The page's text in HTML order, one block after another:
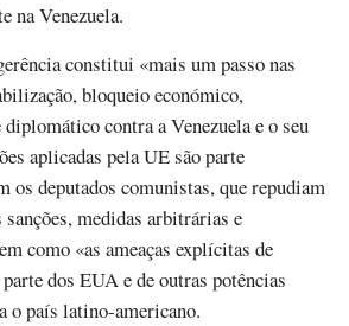
na Venezuela.
constitui «mais um passo nas
bloqueio económico,
diplomáticocontra a Venezuela e o seu
aplicadas pela UE são parte
os deputados comunistas, que repudiam
sanções, medidas arbitrárias e
como «as ameaças explícitas de
dos EUA e de outras potências
o país latino-americano.